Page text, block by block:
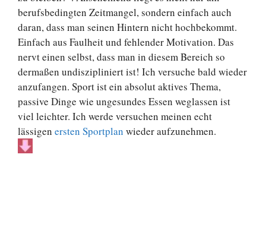
berufsbedingten Zeitmangel, sondern einfach auch
daran, dass man seinen Hintern nicht hochbekommt.
Einfach aus Faulheit und fehlender Motivation. Das
nervt einen selbst, dass man in diesem Bereich so
dermaßen undiszipliniert ist! Ich versuche bald wieder
anzufangen. Sport ist ein absolut aktives Thema,
passive Dinge wie ungesundes Essen weglassen ist
viel leichter. Ich werde versuchen meinen echt
lässigen ersten Sportplan wieder aufzunehmen.